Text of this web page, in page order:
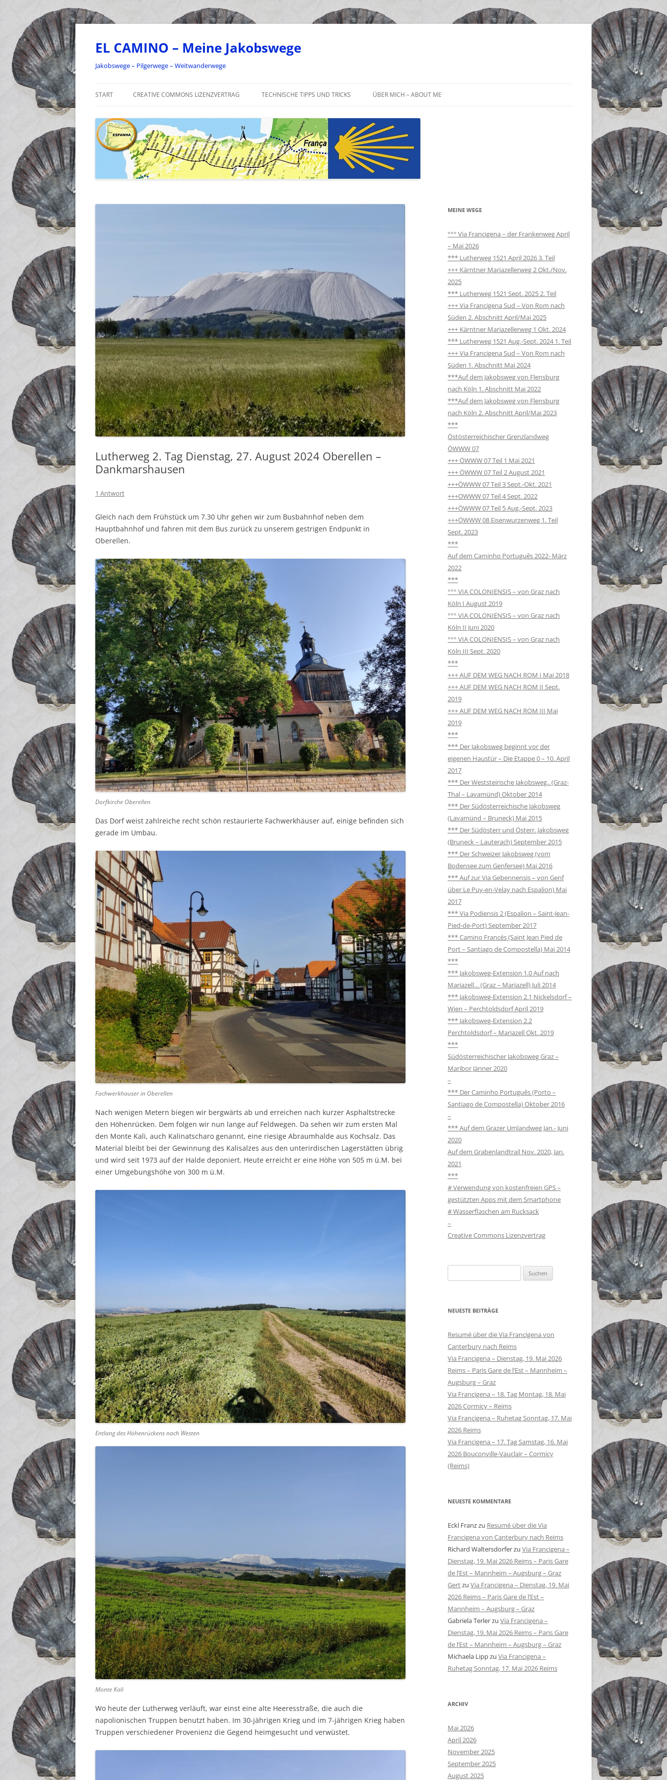
Zum
EL CAMINO – Meine Jakobswege
Jakobswege – Pilgerwege – Weitwanderwege
START CREATIVE COMMONS LIZENZVERTRAG TECHNISCHE TIPPS UND TRICKS ÜBER MICH – ABOUT ME
Lutherweg 2. Tag Dienstag, 27. August 2024 Oberellen –
Dankmarshausen
1 Antwort
Gleich nach dem Frühstück um 7.30 Uhr gehen wir zum Busbahnhof neben dem
Hauptbahnhof und fahren mit dem Bus zurück zu unserem gestrigen Endpunkt in
Oberellen.
Dorfkirche Oberellen
Das Dorf weist zahlreiche recht schön restaurierte Fachwerkhäuser auf, einige befinden sich
gerade im Umbau.
Fachwerkhauser in Oberellen
Nach wenigen Metern biegen wir bergwärts ab und erreichen nach kurzer Asphaltstrecke
den Höhenrücken. Dem folgen wir nun lange auf Feldwegen. Da sehen wir zum ersten Mal
den Monte Kali, auch Kalinatscharo genannt, eine riesige Abraumhalde aus Kochsalz. Das
Material bleibt bei der Gewinnung des Kalisalzes aus den unterirdischen Lagerstätten übrig
und wird seit 1973 auf der Halde deponiert. Heute erreicht er eine Höhe von 505 m ü.M. bei
einer Umgebungshöhe von 300 m ü.M.
Entlang des Höhenrückens nach Westen
Monte Kali
Wo heute der Lutherweg verläuft, war einst eine alte Heeresstraße, die auch die
napolionischen Truppen benutzt haben. Im 30-jährigen Krieg und im 7-jährigen Krieg haben
Truppen verschiedener Provenienz die Gegend heimgesucht und verwüstet.
MEINE WEGE
°°° Via Francigena – der Frankenweg April
– Mai 2026
*** Lutherweg 1521 April 2026 3. Teil
+++ Kärntner Mariazellerweg 2 Okt./Nov.
2025
*** Lutherweg 1521 Sept. 2025 2. Teil
+++ Via Francigena Sud – Von Rom nach
Süden 2. Abschnitt April/Mai 2025
+++ Kärntner Mariazellerweg 1 Okt. 2024
*** Lutherweg 1521 Aug.-Sept. 2024 1. Teil
+++ Via Francigena Sud – Von Rom nach
Süden 1. Abschnitt Mai 2024
***Auf dem Jakobsweg von Flensburg
nach Köln 1. Abschnitt Mai 2022
***Auf dem Jakobsweg von Flensburg
nach Köln 2. Abschnitt April/Mai 2023
***
Östösterreichischer Grenzlandweg
ÖWWW 07
+++ ÖWWW 07 Teil 1 Mai 2021
+++ ÖWWW 07 Teil 2 August 2021
+++ÖWWW 07 Teil 3 Sept.-Okt. 2021
+++OWWW 07 Teil 4 Sept. 2022
+++ÖWWW 07 Teil 5 Aug.-Sept. 2023
+++ÖWWW 08 Eisenwurzenweg 1. Teil
Sept. 2023
***
Auf dem Caminho Português 2022- März
2022
***
°°° VIA COLONIENSIS – von Graz nach
Köln I August 2019
°°° VIA COLONIENSIS – von Graz nach
Köln II Juni 2020
°°° VIA COLONIENSIS – von Graz nach
Köln III Sept. 2020
***
+++ AUF DEM WEG NACH ROM I Mai 2018
+++ AUF DEM WEG NACH ROM II Sept.
2019
+++ AUF DEM WEG NACH ROM III Mai
2019
***
*** Der Jakobsweg beginnt vor der
eigenen Haustür – Die Etappe 0 – 10. April
2017
*** Der Weststeirische Jakobsweg.. (Graz-
Thal – Lavamünd) Oktober 2014
*** Der Südösterreichische Jakobsweg
(Lavamünd – Bruneck) Mai 2015
*** Der Südösterr und Österr. Jakobsweg
(Bruneck – Lauterach) September 2015
*** Der Schweizer Jakobsweg (vom
Bodensee zum Genfersee) Mai 2016
*** Auf zur Via Gebennensis – von Genf
über Le Puy-en-Velay nach Espalion) Mai
2017
*** Via Podiensis 2 (Espalion – Saint-Jean-
Pied-de-Port) September 2017
*** Camino Francés (Saint Jean Pied de
Port – Santiago de Compostella) Mai 2014
***
*** Jakobsweg-Extension 1.0 Auf nach
Mariazell… (Graz – Mariazell) Juli 2014
*** Jakobsweg-Extension 2.1 Nickelsdorf –
Wien – Perchtoldsdorf April 2019
*** Jakobsweg-Extension 2.2
Perchtoldsdorf – Mariazell Okt. 2019
***
Südösterreichischer Jakobsweg Graz –
Maribor Jänner 2020
–
*** Der Caminho Português (Porto –
Santiago de Compostella) Oktober 2016
–
*** Auf dem Grazer Umlandweg Jan.- Juni
2020
Auf dem Grabenlandtrail Nov. 2020, Jan.
2021
***
# Verwendung von kostenfreien GPS –
gestützten Apps mit dem Smartphone
# Wasserflaschen am Rucksack
–
Creative Commons Lizenzvertrag
nach:
NEUESTE BEITRÄGE
Resumé über die Via Francigena von
Canterbury nach Reims
Via Francigena – Dienstag, 19. Mai 2026
Reims – Paris Gare de l’Est – Mannheim –
Augsburg – Graz
Via Francigena – 18. Tag Montag, 18. Mai
2026 Cormicy – Reims
Via Francigena – Ruhetag Sonntag, 17. Mai
2026 Reims
Via Francigena – 17. Tag Samstag, 16. Mai
2026 Bouconville-Vauclair – Cormicy
(Reims)
NEUESTE KOMMENTARE
Eckl Franzzu Resumé über die Via
Francigena von Canterbury nach Reims
Richard Waltersdorferzu Via Francigena –
Dienstag, 19. Mai 2026 Reims – Paris Gare
de l’Est – Mannheim – Augsburg – Graz
Gertzu Via Francigena – Dienstag, 19. Mai
2026 Reims – Paris Gare de l’Est –
Mannheim – Augsburg – Graz
Gabriela Terlerzu Via Francigena –
Dienstag, 19. Mai 2026 Reims – Paris Gare
de l’Est – Mannheim – Augsburg – Graz
Michaela Lippzu Via Francigena –
Ruhetag Sonntag, 17. Mai 2026 Reims
ARCHIV
Mai 2026
April 2026
November 2025
September 2025
August 2025